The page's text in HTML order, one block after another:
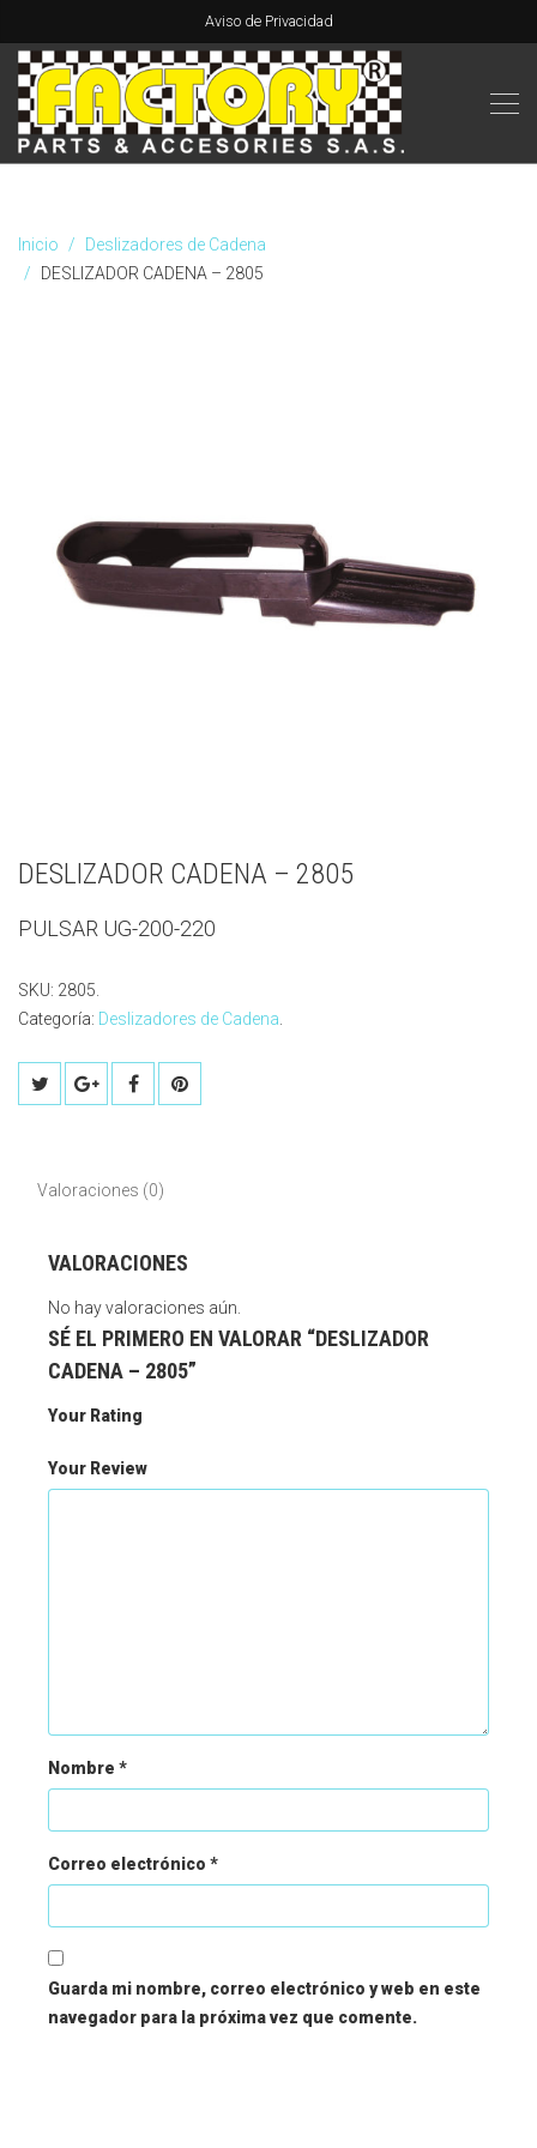
Aviso de Privacidad
Inicio
Deslizadores de Cadena
DESLIZADOR CADENA – 2805
DESLIZADOR CADENA – 2805
PULSAR UG-200-220
SKU: 2805
Categoría: Deslizadores de Cadena
Valoraciones (0)
VALORACIONES
No hay valoraciones aún.
SÉ EL PRIMERO EN VALORAR “DESLIZADOR
CADENA – 2805”
Your Rating
Your Review
Nombre *
Correo electrónico *
Guarda mi nombre, correo electrónico y web en este
navegador para la próxima vez que comente.